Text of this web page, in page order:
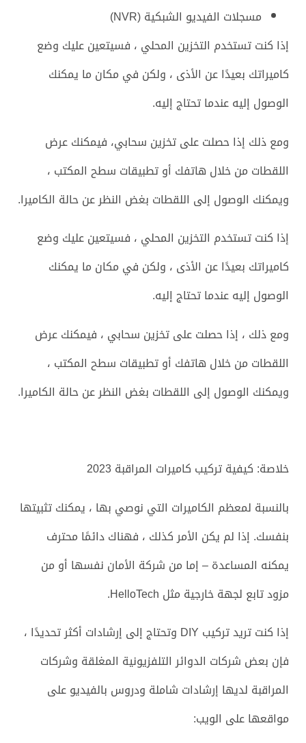
مسجلات الفيديو الشبكية (NVR)
إذا كنت تستخدم التخزين المحلي ، فسيتعين عليك وضع
كاميراتك بعيدًا عن الأذى ، ولكن في مكان ما يمكنك
الوصول إليه عندما تحتاج إليه.
ومع ذلك إذا حصلت على تخزين سحابي، فيمكنك عرض
اللقطات من خلال هاتفك أو تطبيقات سطح المكتب ،
ويمكنك الوصول إلى اللقطات بغض النظر عن حالة الكاميرا.
إذا كنت تستخدم التخزين المحلي ، فسيتعين عليك وضع
كاميراتك بعيدًا عن الأذى ، ولكن في مكان ما يمكنك
الوصول إليه عندما تحتاج إليه.
ومع ذلك ، إذا حصلت على تخزين سحابي ، فيمكنك عرض
اللقطات من خلال هاتفك أو تطبيقات سطح المكتب ،
ويمكنك الوصول إلى اللقطات بغض النظر عن حالة الكاميرا.
خلاصة: كيفية تركيب كاميرات المراقبة 2023
بالنسبة لمعظم الكاميرات التي نوصي بها ، يمكنك تثبيتها
بنفسك. إذا لم يكن الأمر كذلك ، فهناك دائمًا محترف
يمكنه المساعدة – إما من شركة الأمان نفسها أو من
مزود تابع لجهة خارجية مثل HelloTech.
إذا كنت تريد تركيب DIY وتحتاج إلى إرشادات أكثر تحديدًا ،
فإن بعض شركات الدوائر التلفزيونية المغلقة وشركات
المراقبة لديها إرشادات شاملة ودروس بالفيديو على
مواقعها على الويب: